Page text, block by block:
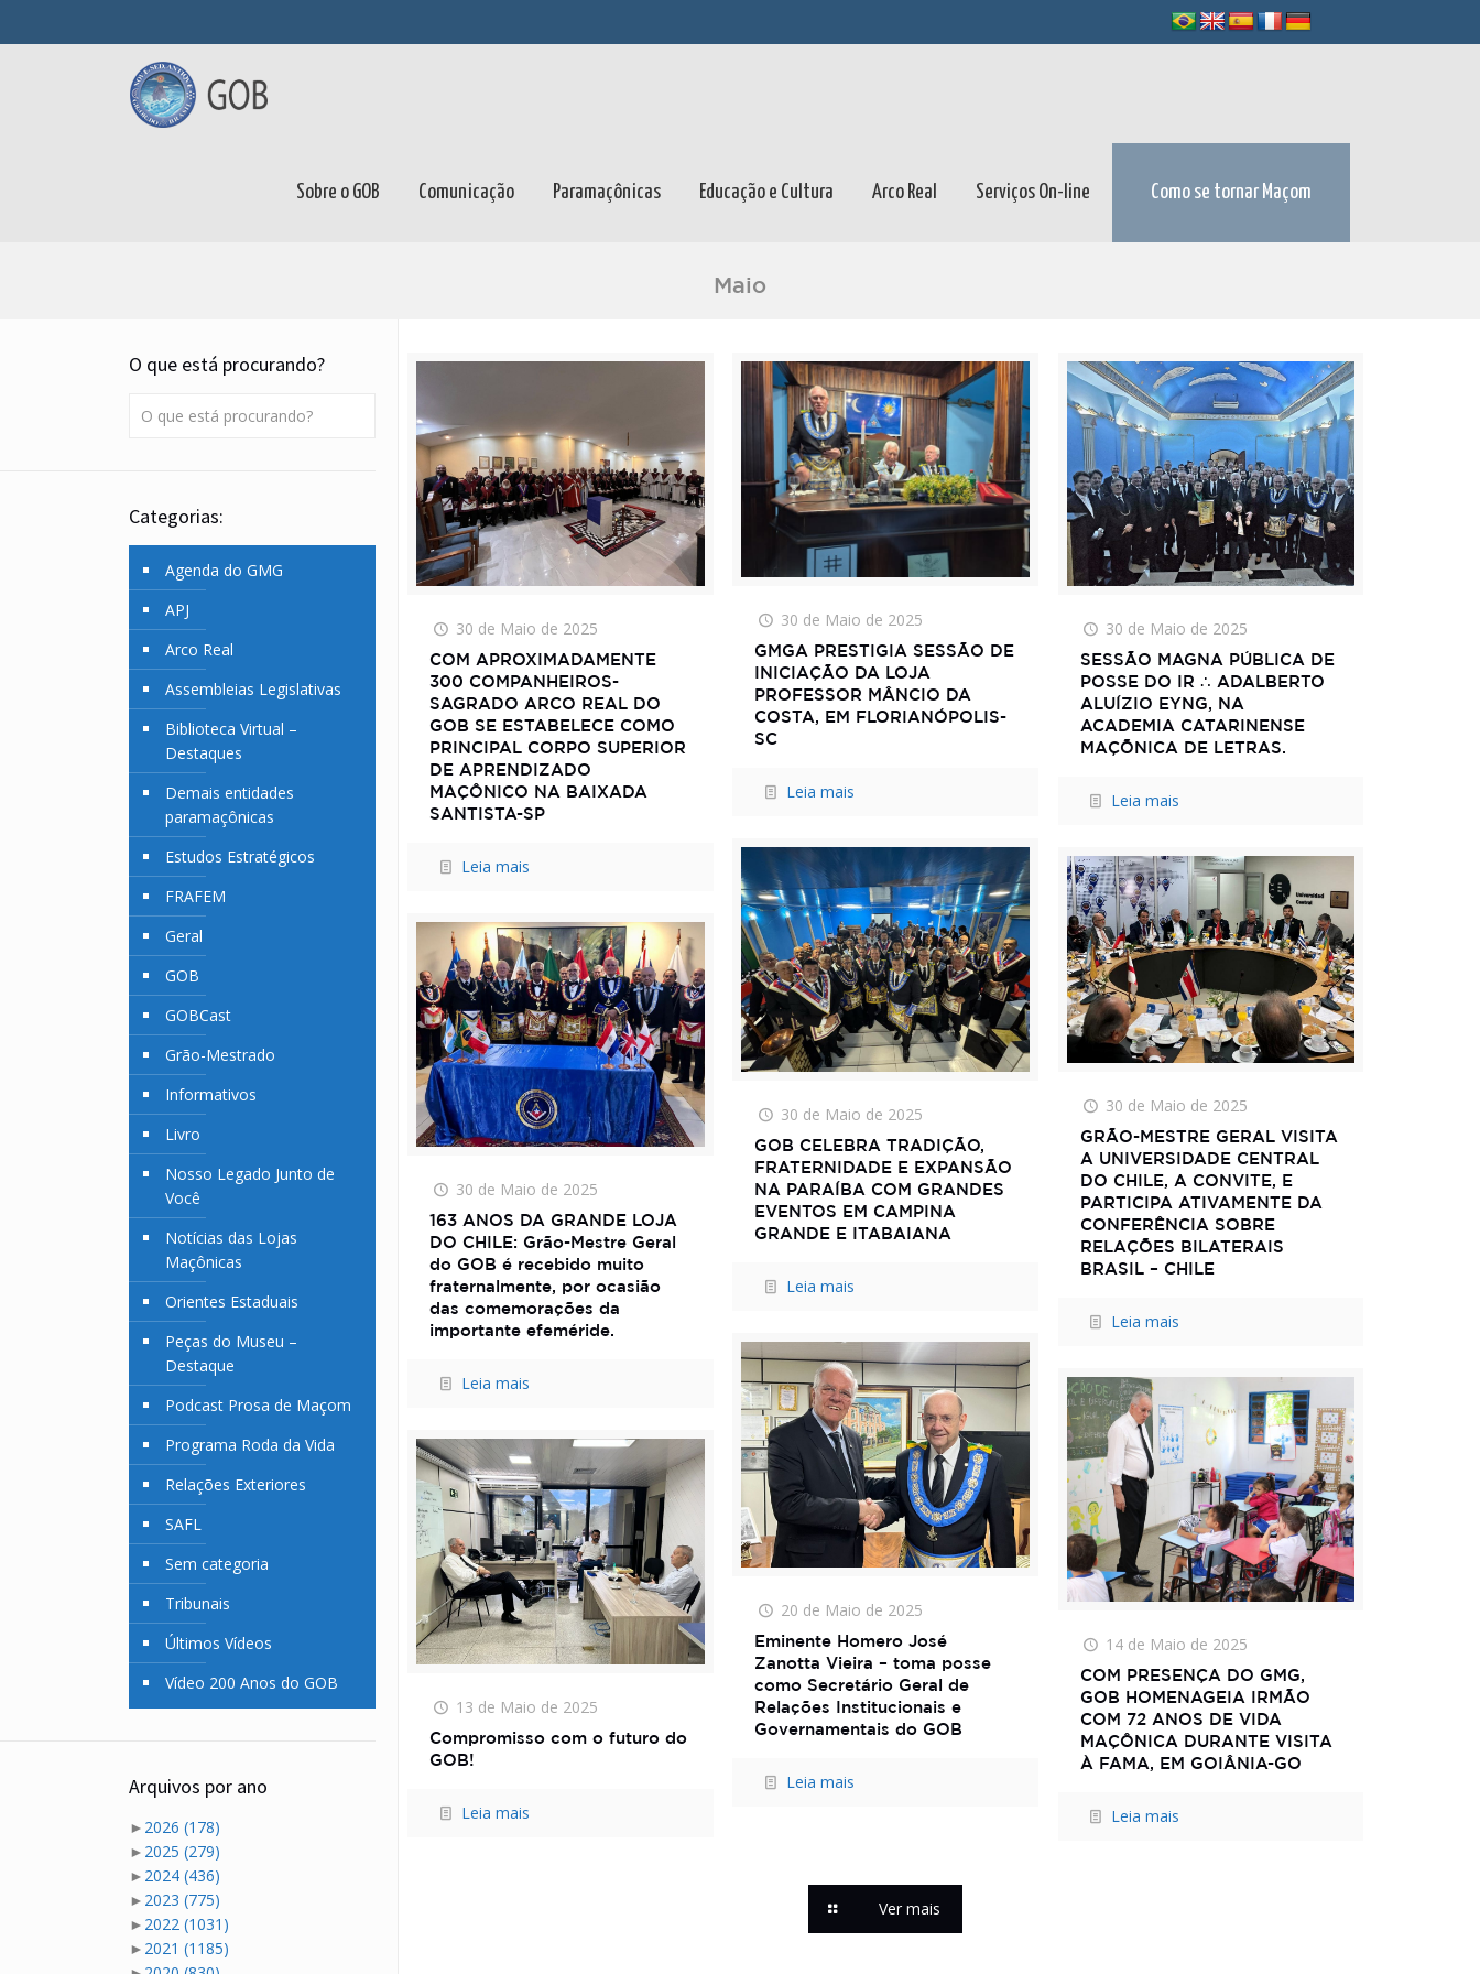
Sobre o GOB Comunicação Paramaçônicas Educação e Cultura Arco Real Serviços On-line Como se tornar Maçom
Maio
30 de Maio de 2025
COM APROXIMADAMENTE
300 COMPANHEIROS-
SAGRADO ARCO REAL DO
GOB SE ESTABELECE COMO
PRINCIPAL CORPO SUPERIOR
DE APRENDIZADO
MAÇÔNICO NA BAIXADA
SANTISTA-SP
Leia mais
30 de Maio de 2025
GMGA PRESTIGIA SESSÃO DE
INICIAÇÃO DA LOJA
PROFESSOR MÂNCIO DA
COSTA, EM FLORIANÓPOLIS-
SC
Leia mais
30 de Maio de 2025
SESSÃO MAGNA PÚBLICA DE
POSSE DO IR ∴ ADALBERTO
ALUÍZIO EYNG, NA
ACADEMIA CATARINENSE
MAÇÕNICA DE LETRAS.
Leia mais
30 de Maio de 2025
GOB CELEBRA TRADIÇÃO,
FRATERNIDADE E EXPANSÃO
NA PARAÍBA COM GRANDES
EVENTOS EM CAMPINA
GRANDE E ITABAIANA
Leia mais
30 de Maio de 2025
GRÃO-MESTRE GERAL VISITA
A UNIVERSIDADE CENTRAL
DO CHILE, A CONVITE, E
PARTICIPA ATIVAMENTE DA
CONFERÊNCIA SOBRE
RELAÇÕES BILATERAIS
BRASIL – CHILE
Leia mais
30 de Maio de 2025
163 ANOS DA GRANDE LOJA
DO CHILE: Grão-Mestre Geral
do GOB é recebido muito
fraternalmente, por ocasião
das comemorações da
importante efeméride.
Leia mais
20 de Maio de 2025
Eminente Homero José
Zanotta Vieira – toma posse
como Secretário Geral de
Relações Institucionais e
Governamentais do GOB
Leia mais
14 de Maio de 2025
COM PRESENÇA DO GMG,
GOB HOMENAGEIA IRMÃO
COM 72 ANOS DE VIDA
MAÇÔNICA DURANTE VISITA
À FAMA, EM GOIÂNIA-GO
Leia mais
13 de Maio de 2025
Compromisso com o futuro do
GOB!
Leia mais
Ver mais
O que está procurando?
Categorias:
Agenda do GMG
APJ
Arco Real
Assembleias Legislativas
Biblioteca Virtual –
Destaques
Demais entidades
paramaçônicas
Estudos Estratégicos
FRAFEM
Geral
GOB
GOBCast
Grão-Mestrado
Informativos
Livro
Nosso Legado Junto de
Você
Notícias das Lojas
Maçônicas
Orientes Estaduais
Peças do Museu –
Destaque
Podcast Prosa de Maçom
Programa Roda da Vida
Relações Exteriores
SAFL
Sem categoria
Tribunais
Últimos Vídeos
Vídeo 200 Anos do GOB
Arquivos por ano
► 2026 (178)
► 2025 (279)
► 2024 (436)
► 2023 (775)
► 2022 (1031)
► 2021 (1185)